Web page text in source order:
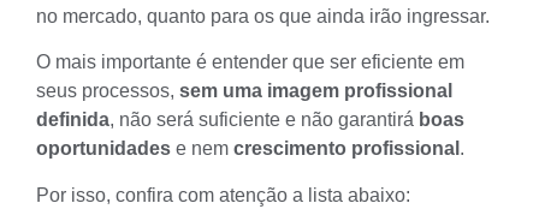
no mercado, quanto para os que ainda irão ingressar.
O mais importante é entender que ser eficiente em
seus processos, sem uma imagem profissional
definida, não será suficiente e não garantirá boas
oportunidades e nem crescimento profissional .
Por isso, confira com atenção a lista abaixo: